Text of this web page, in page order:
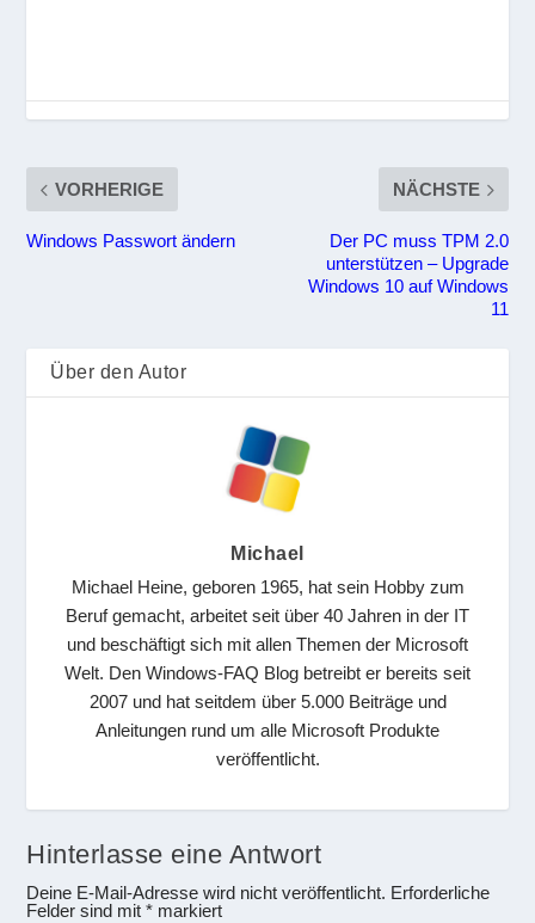
VORHERIGE
Windows Passwort ändern
NÄCHSTE
Der PC muss TPM 2.0
unterstützen – Upgrade
Windows 10 auf Windows
11
Über den Autor
Michael
Michael Heine, geboren 1965, hat sein Hobby zum
Beruf gemacht, arbeitet seit über 40 Jahren in der IT
und beschäftigt sich mit allen Themen der Microsoft
Welt. Den Windows-FAQ Blog betreibt er bereits seit
2007 und hat seitdem über 5.000 Beiträge und
Anleitungen rund um alle Microsoft Produkte
veröffentlicht.
Hinterlasse eine Antwort
Deine E-Mail-Adresse wird nicht veröffentlicht. Erforderliche
Felder sind mit* markiert